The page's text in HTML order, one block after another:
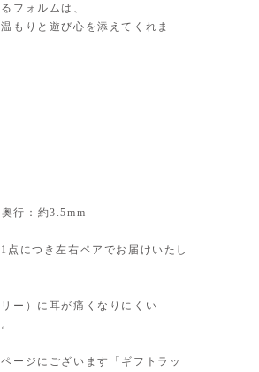
フォルムは、
もりと遊び心を添えてくれま
行：約3.5mm
につき左右ペアでお届けいたし
ー）に耳が痛くなりにくい
ージにございます「ギフトラッ